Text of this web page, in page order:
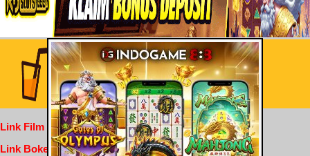
Link Film Dewasa
Link Bokep Indofilm